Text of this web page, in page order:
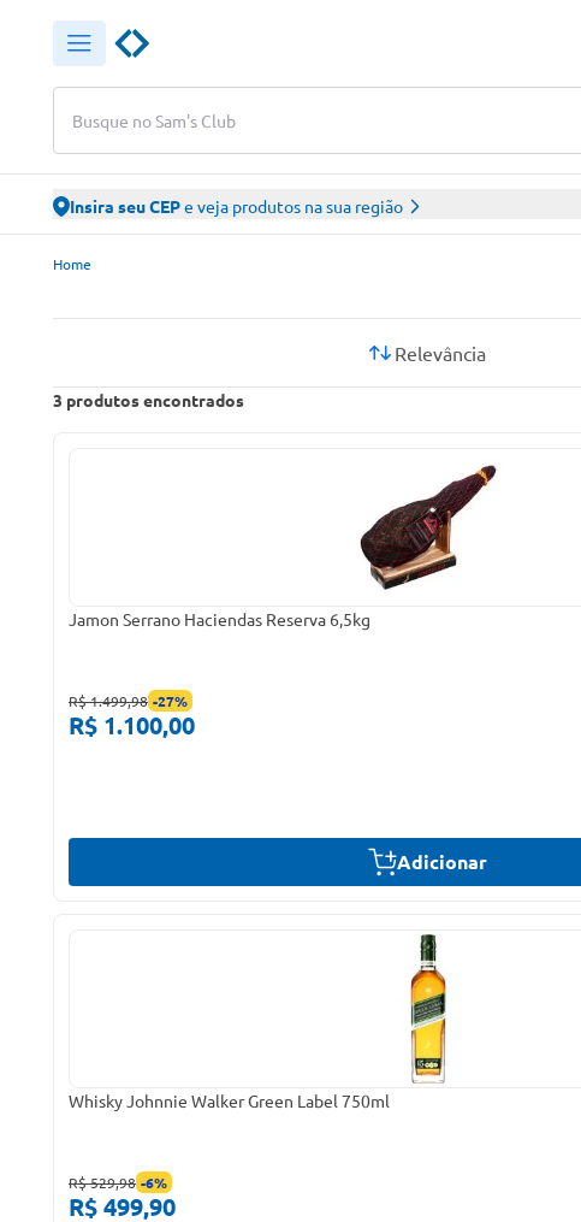
Busque no Sam's Club
Insira seu CEPe veja produtos na sua região
Sam’s Club – Faça suas compras online
Home
3 produtos encontrados
Relevância
Jamon Serrano Haciendas Reserva 6,5kg
R$ 1.499,98 -27%
R$ 1.100,00
Adicionar
Whisky Johnnie Walker Green Label 750ml
R$ 529,98 -6%
R$ 499,90